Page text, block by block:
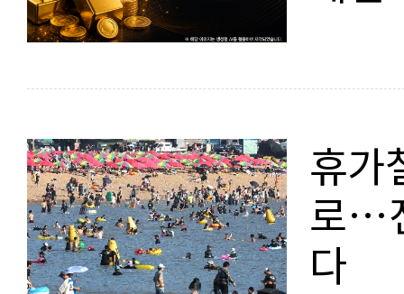
휴가
로…
다